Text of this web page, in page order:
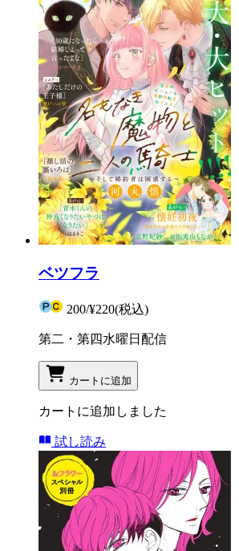
ベツフラ
200/¥220(税込)
第二・第四水曜日配信
カートに追加
カートに追加しました
試し読み